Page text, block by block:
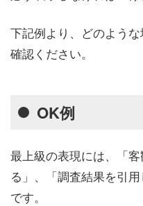
下記例より、どのよう
確認ください。
OK例
最上級の表現には、「
る」、「調査結果を引
です。